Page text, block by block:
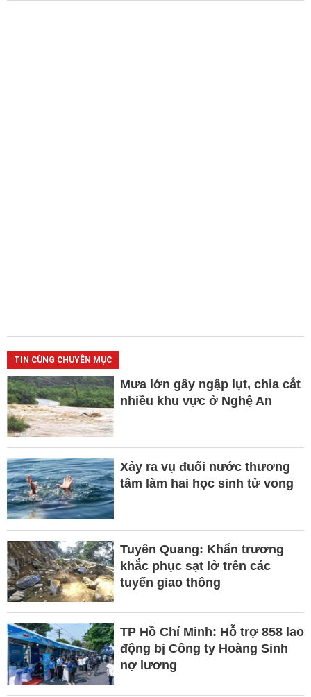
TIN CÙNG CHUYÊN MỤC
Mưa lớn gây ngập lụt, chia cắt
nhiều khu vực ở Nghệ An
Xảy ra vụ đuối nước thương
tâm làm hai học sinh tử vong
Tuyên Quang: Khẩn trương
khắc phục sạt lở trên các
tuyến giao thông
TP Hồ Chí Minh: Hỗ trợ 858 lao
động bị Công ty Hoàng Sinh
nợ lương